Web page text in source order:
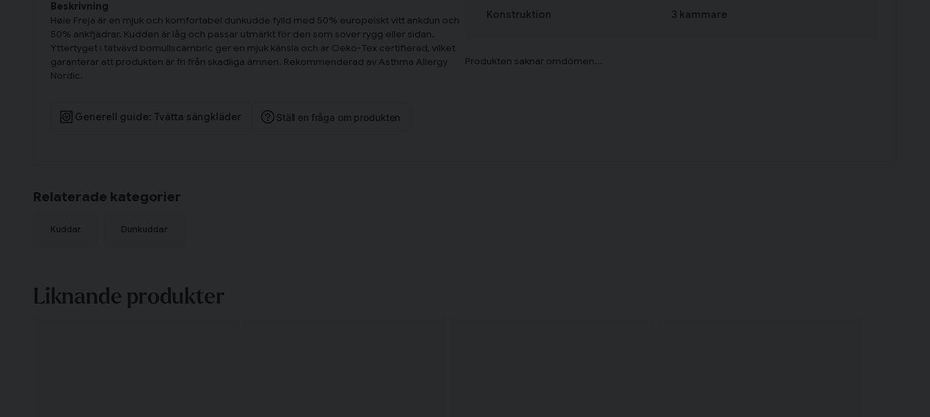
Beskrivning
Høie Freja är en mjuk och komfortabel dunkudde fylld med 50% europeiskt vitt ankdun och
50% ankfjädrar. Kudden är låg och passar utmärkt för den som sover rygg eller sidan.
Yttertyget i tätvävd bomullscambric ger en mjuk känsla och är Oeko-Tex certifierad, vilket
garanterar att produkten är fri från skadliga ämnen. Rekommenderad av Asthma Allergy
Nordic.
Generell guide: Tvätta sängkläder Ställ en fråga om produkten
Konstruktion 3 kammare
Relaterade kategorier
Kuddar Dunkuddar
Liknande produkter